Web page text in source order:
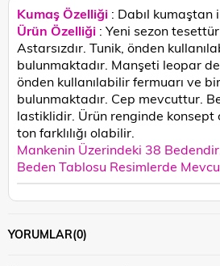
Kumaş Özelliği : Dabıl kumaştan
Ürün Özelliği : Yeni sezon
Astarsızdır. Tunik, önden
bulunmaktadır. Manşeti leopar
önden kullanılabilir fermuarı ve
bulunmaktadır. Cep mevcuttur.
lastiklidir. Ürün renginde konsept
ton farklılığı olabilir.
Mankenin Üzerindeki 38 Bedendir.
Beden Tablosu Resimlerde
YORUMLAR(0)